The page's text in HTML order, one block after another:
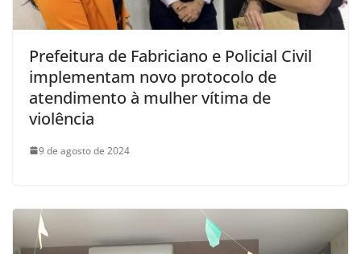
Prefeitura de Fabriciano e Policial Civil
implementam novo protocolo de
atendimento à mulher vítima de
violência
9 de agosto de 2024